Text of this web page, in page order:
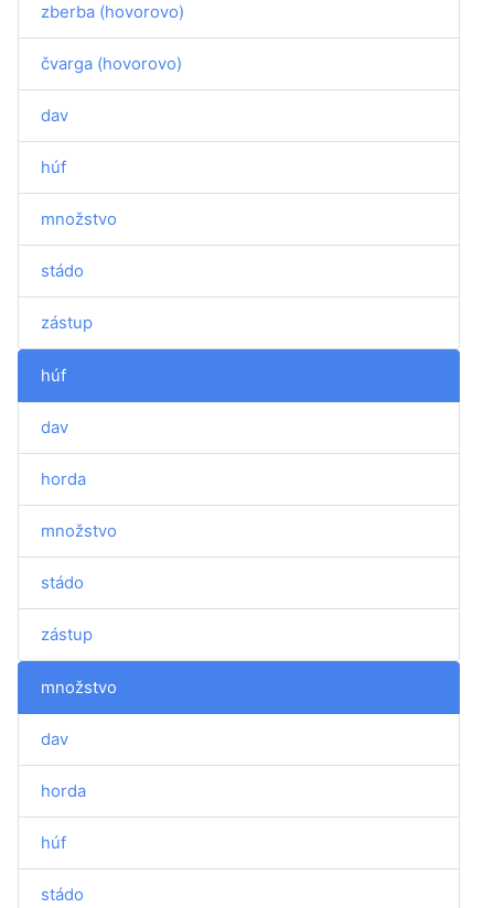
zberba (hovorovo)
čvarga (hovorovo)
dav
húf
množstvo
stádo
zástup
húf
dav
horda
množstvo
stádo
zástup
množstvo
dav
horda
húf
stádo